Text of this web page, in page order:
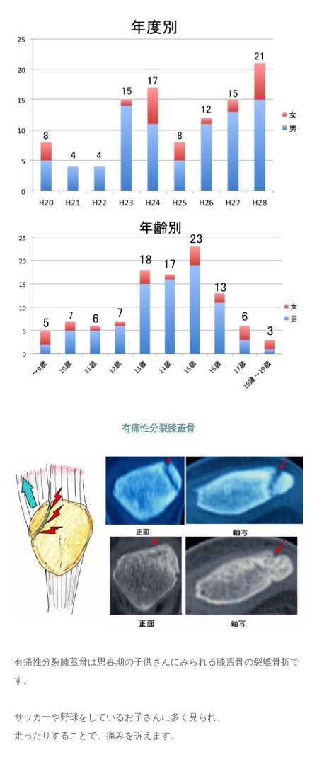
有痛性分裂膝蓋骨
有痛性分裂膝蓋骨は思春期の子供さんにみられる膝蓋骨の裂離骨折で
す。
サッカーや野球をしているお子さんに多く見られ、
走ったりすることで、痛みを訴えます。